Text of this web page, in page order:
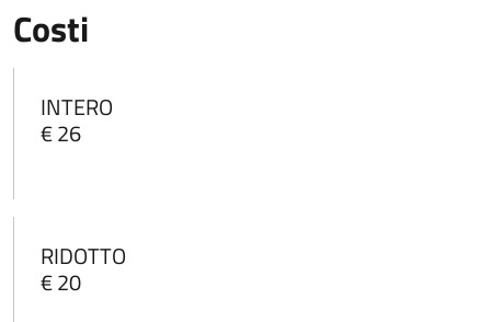
Costi
INTERO
€ 26
RIDOTTO
€ 20